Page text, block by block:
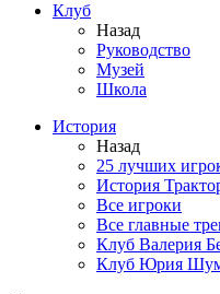
Клуб
Назад
Руководство
Музей
Школа
История
Назад
25 лучших
История
Все игроки
Все главные
Клуб Валерия
Клуб Юрия